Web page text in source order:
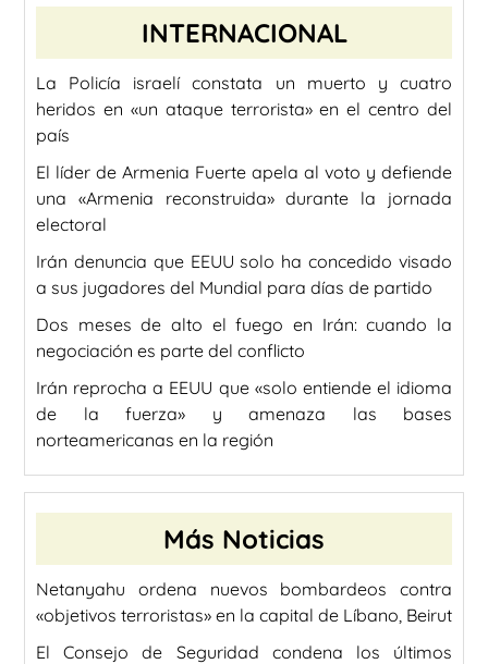
INTERNACIONAL
La Policía israelí constata un muerto y cuatro
heridos en «un ataque terrorista» en el centro del
país
El líder de Armenia Fuerte apela al voto y defiende
una «Armenia reconstruida» durante la jornada
electoral
Irán denuncia que EEUU solo ha concedido visado
a sus jugadores del Mundial para días de partido
Dos meses de alto el fuego en Irán: cuando la
negociación es parte del conflicto
Irán reprocha a EEUU que «solo entiende el idioma
de la fuerza» y amenaza las bases
norteamericanas en la región
Más Noticias
Netanyahu ordena nuevos bombardeos contra
«objetivos terroristas» en la capital de Líbano, Beirut
El Consejo de Seguridad condena los últimos